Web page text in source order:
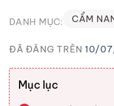
DANH MỤC: CẨM
ĐÃ ĐĂNG TRÊN 10/
Mục lục